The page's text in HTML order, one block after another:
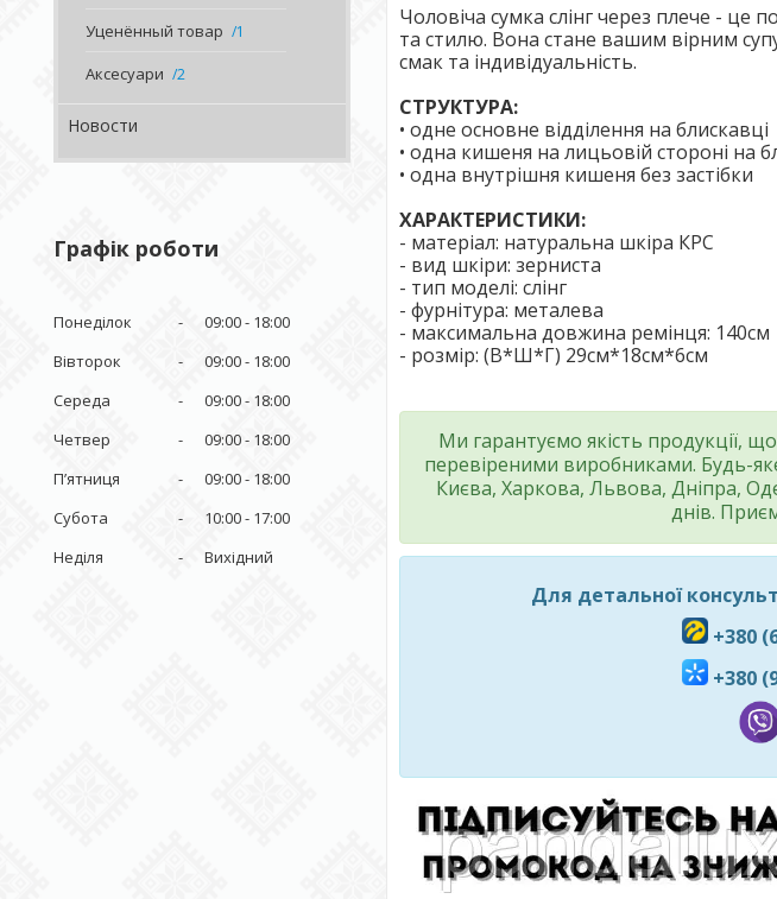
Уценённый товар 1
Аксесуари 2
Новости
Графік роботи
Понеділок 09:00
18:00
Вівторок
09:00
18:00
Середа
09:00
18:00
Четвер
09:00
18:00
Пʼятниця
09:00
18:00
Субота
10:00
17:00
Неділя
Вихідний
Чоловіча сумка слінг через плече - це
та стилю. Вона стане вашим вірним
смак та індивідуальність.
СТРУКТУРА:
• одне основне відділення на блискавці
• одна кишеня на лицьовій стороні на
• одна внутрішня кишеня без застібки
ХАРАКТЕРИСТИКИ:
- матеріал: натуральна шкіра КРС
- вид шкіри: зерниста
- тип моделі: слінг
- фурнітура: металева
- максимальна довжина ремінця: 140см
- розмір: (В*Ш*Г) 29см*18см*6см
Ми гарантуємо якість продукції,
перевіреними виробниками. Будь-
Києва, Харкова, Львова, Дніпра,
днів.
Для детальної
+380
+380